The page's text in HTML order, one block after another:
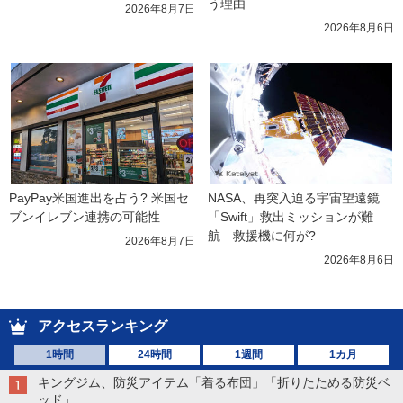
2026年8月7日 う理由
2026年8月6日
PayPay米国進出を占う? 米国セ
ブンイレブン連携の可能性
2026年8月7日
NASA、再突入迫る宇宙望遠鏡
「Swift」救出ミッションが難
航　救援機に何が?
2026年8月6日
アクセスランキング
1時間 24時間 1週間 1カ月
キングジム、防災アイテム「着る布団」「折りたためる防災ベ
ッド」